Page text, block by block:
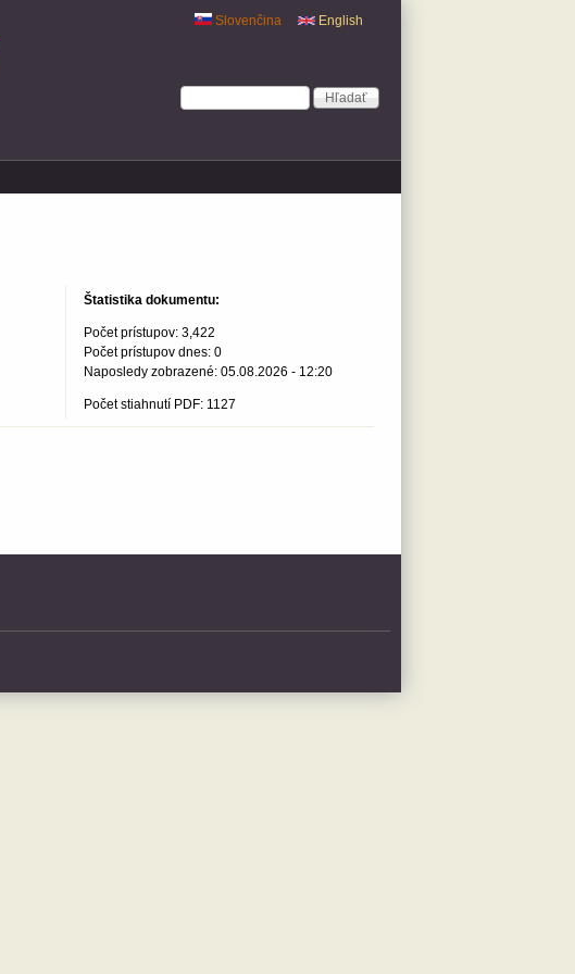
English
Slovenčina
Vyhľadávanie
Hľadať
Štatistika dokumentu:
Počet prístupov: 3,422
Počet prístupov dnes: 0
Naposledy zobrazené: 05.08.2026 - 12:20
Počet stiahnutí PDF: 1127